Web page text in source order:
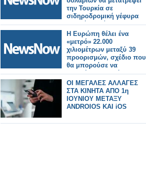
την Τουρκία σε
σιδηροδρομική γέφυρα
μεταξύ Ευρώπης και
Ασίας.
Η Ευρώπη θέλει ένα
«μετρό» 22.000
χιλιομέτρων μεταξύ 39
προορισμών, σχέδιο που
θα μπορούσε να
εκτοπίσει τις πτήσεις.
ΟΙ ΜΕΓΑΛΕΣ ΑΛΛΑΓΕΣ
ΣΤΑ ΚΙΝΗΤΑ ΑΠΟ 1η
ΙΟΥΝΙΟΥ ΜΕΤΑΞΥ
ANDROIOS KAI iOS